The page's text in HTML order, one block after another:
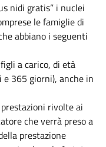
nidi gratis” i nuclei
le famiglie di
abbiano i seguenti
a carico, di età
365 giorni), anche in
prestazioni rivolte ai
che verrà preso a
prestazione